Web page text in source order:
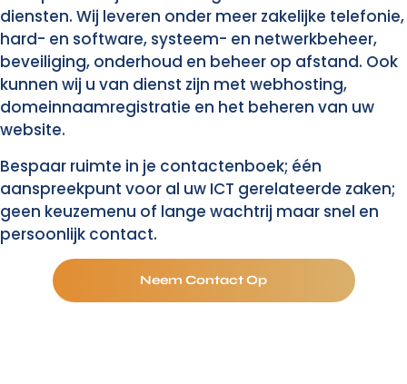
diensten. Wij leveren onder meer zakelijke telefonie,
hard- en software, systeem- en netwerkbeheer,
beveiliging, onderhoud en beheer op afstand. Ook
kunnen wij u van dienst zijn met webhosting,
domeinnaamregistratie en het beheren van uw
website.
Bespaar ruimte in je contactenboek; één
aanspreekpunt voor al uw ICT gerelateerde zaken;
geen keuzemenu of lange wachtrij maar snel en
persoonlijk contact.
Neem Contact Op